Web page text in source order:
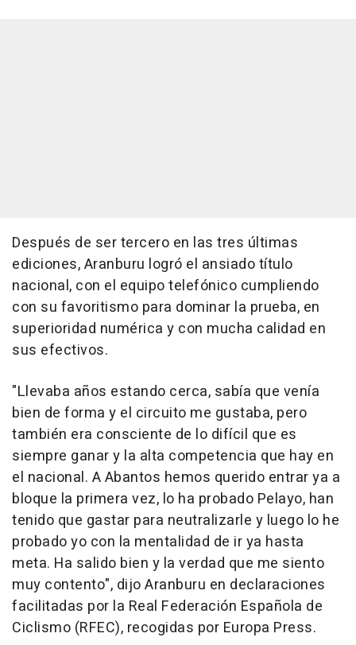
Después de ser tercero en las tres últimas
ediciones, Aranburu logró el ansiado título
nacional, con el equipo telefónico cumpliendo
con su favoritismo para dominar la prueba, en
superioridad numérica y con mucha calidad en
sus efectivos.
"Llevaba años estando cerca, sabía que venía
bien de forma y el circuito me gustaba, pero
también era consciente de lo difícil que es
siempre ganar y la alta competencia que hay en
el nacional. A Abantos hemos querido entrar ya a
bloque la primera vez, lo ha probado Pelayo, han
tenido que gastar para neutralizarle y luego lo he
probado yo con la mentalidad de ir ya hasta
meta. Ha salido bien y la verdad que me siento
muy contento", dijo Aranburu en declaraciones
facilitadas por la Real Federación Española de
Ciclismo (RFEC), recogidas por Europa Press.